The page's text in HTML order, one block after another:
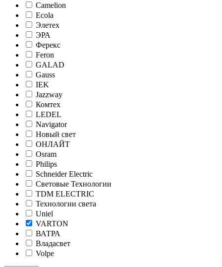
Camelion
Ecola
Элетех
ЭРА
Ферекс
Feron
GALAD
Gauss
IEK
Jazzway
Комтех
LEDEL
Navigator
Новый свет
ОНЛАЙТ
Osram
Philips
Schneider Electric
Световые Технологии
TDM ELECTRIC
Технологии света
Uniel
VARTON
ВАТРА
Владасвет
Volpe